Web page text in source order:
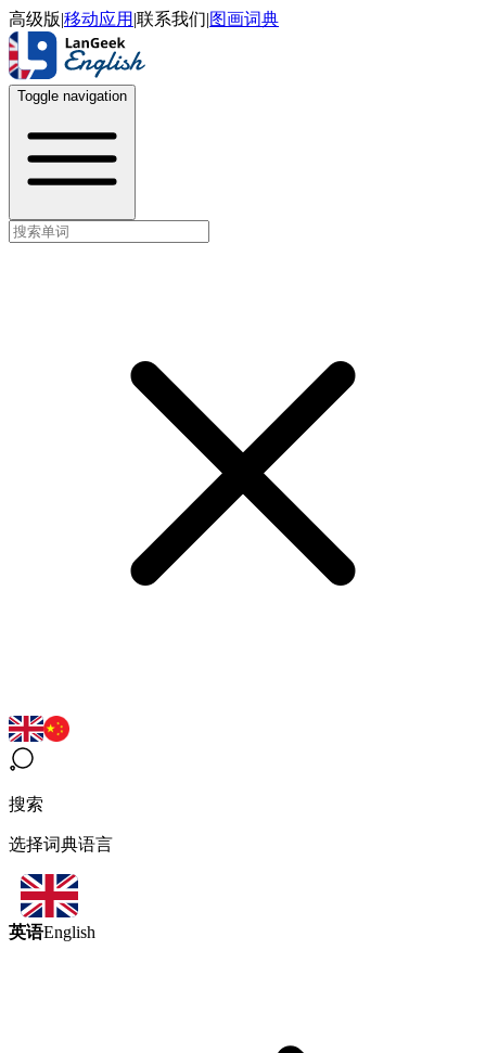
高级版|移动应用 |联系我们|图画词典
Toggle navigation
搜索
选择词典语言
英语English